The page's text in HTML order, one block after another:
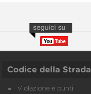
Codice della Strada
Violazione e punti